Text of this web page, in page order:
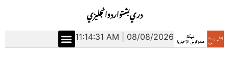
انجليزياردوبشتودري
11:14:32 AM | 08/08/2026